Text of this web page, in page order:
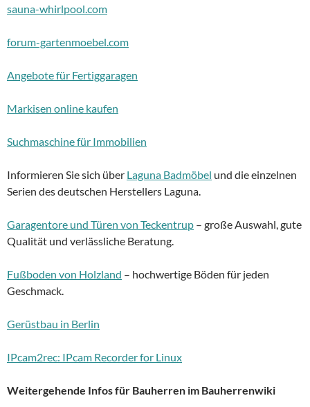
sauna-whirlpool.com
forum-gartenmoebel.com
Angebote für Fertiggaragen
Markisen online kaufen
Suchmaschine für Immobilien
Informieren Sie sich über Laguna Badmöbel und die einzelnen
Serien des deutschen Herstellers Laguna.
Garagentore und Türen von Teckentrup – große Auswahl, gute
Qualität und verlässliche Beratung.
Fußboden von Holzland – hochwertige Böden für jeden
Geschmack.
Gerüstbau in Berlin
IPcam2rec: IPcam Recorder for Linux
Weitergehende Infos für Bauherren im Bauherrenwiki